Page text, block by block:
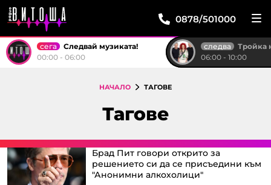
0878/501000
сега
Следвай музиката!
00:00 - 06:00
следва
Тройка на
06:00 - 10:00
НАЧАЛО ТАГОВЕ
Тагове
Брад Пит говори открито за
решението си да се присъедини към
"Анонимни алкохолици"